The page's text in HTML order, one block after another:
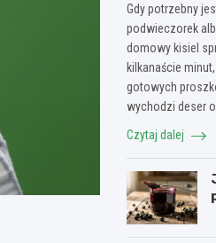
Gdy potrzebny
podwieczorek
domowy kisiel
kilkanaście
gotowych
wychodzi deser
Czytaj dalej